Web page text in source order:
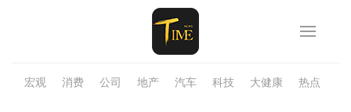
宏观 消费 公司 地产 汽车 科技 大健康 热点